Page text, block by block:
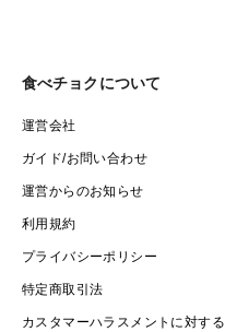
食べチョクについて
運営会社
ガイド/お問い合わせ
運営からのお知らせ
利用規約
プライバシーポリシー
特定商取引法
カスタマーハラスメントに対する